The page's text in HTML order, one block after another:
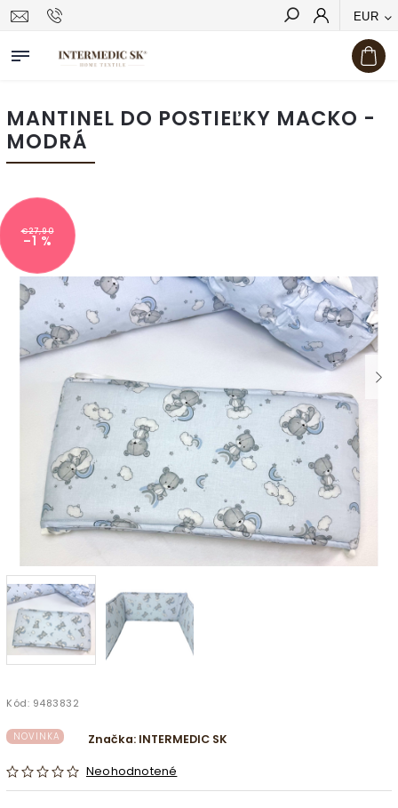
EUR
Hľadať
MANTINEL DO POSTIEĽKY MACKO -
MODRÁ
€27,90
–1 %
Kód: 9483832
NOVINKA
Neohodnotené
Značka: INTERMEDIC SK